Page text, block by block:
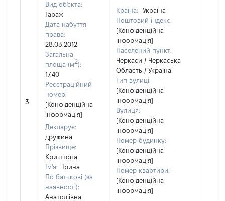
3
Вид об'єкта:
Гараж
Дата набуття
права:
28.03.2012
Загальна
площа (м2):
17.40
Реєстраційний
номер:
[Конфіденційна
інформація]
Декларує:
дружина
Прізвище:
Криштопа
Ім'я:
Ірина
По батькові (за
наявності):
Анатоліівна
Країна:
Україна
Поштовий індекс:
[Конфіденційна
інформація]
Населений пункт:
Черкаси / Черкаська
Область / Україна
Тип вулиці:
[Конфіденційна
інформація]
Вулиця:
[Конфіденційна
інформація]
Номер будинку:
[Конфіденційна
інформація]
Номер квартири:
[Конфіденційна
інформація]